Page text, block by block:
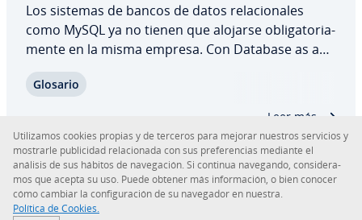
Los sistemas de bancos de datos re­la­cio­na­les
como MySQL ya no tienen que alojarse obli­ga­to­ria­
me­n­te en la misma empresa. Con Database as a
más bases de datos en la nube, lo cual ahorra
Glosario
Leer más
Sobre IONOS
Uti­li­za­mos cookies propias y de terceros para mejorar nuestros servicios y
mostrarle pu­bli­ci­dad re­la­cio­na­da con sus pre­fe­re­n­cias mediante el
análisis de sus hábitos de na­ve­ga­ción. Si continua navegando, co­n­si­de­ra­
mos que acepta su uso. Puede obtener más in­fo­r­ma­ción, o bien conocer
cómo cambiar la co­n­fi­gu­ra­ción de su navegador en nuestra.
Política de Cookies.